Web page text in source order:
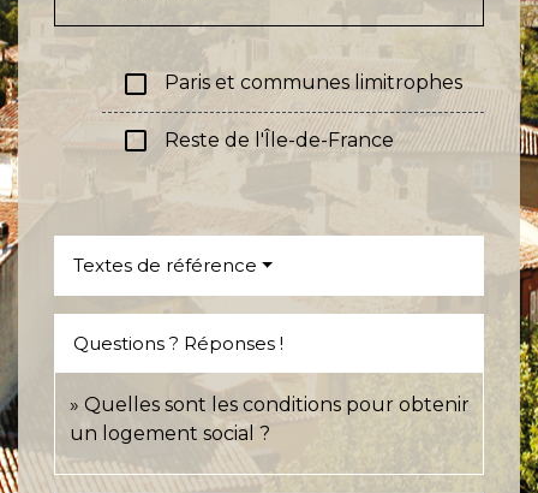
check_box_outline_blank Paris et communes limitrophes
check_box_outline_blank Reste de l'Île-de-France
Textes de référence
Questions ? Réponses !
Quelles sont les conditions pour obtenir
un logement social ?